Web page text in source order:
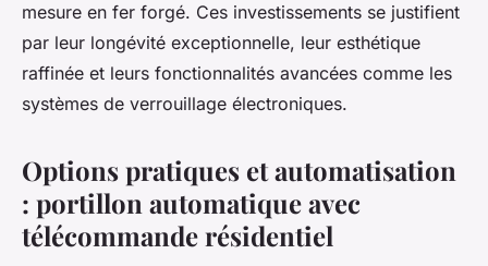
mesure en fer forgé. Ces investissements se justifient
par leur longévité exceptionnelle, leur esthétique
raffinée et leurs fonctionnalités avancées comme les
systèmes de verrouillage électroniques.
Options pratiques et automatisation
: portillon automatique avec
télécommande résidentiel